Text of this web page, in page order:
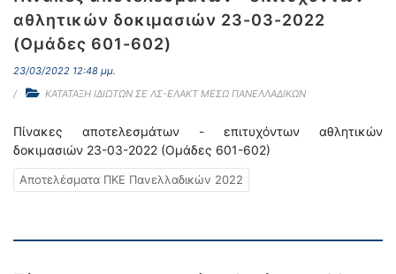
αθλητικών δοκιμασιών 23-03-2022
(Ομάδες 601-602)
23/03/2022 12:48 μμ.
ΚΑΤΑΤΑΞΗ ΙΔΙΩΤΩΝ ΣΕ ΛΣ-ΕΛΑΚΤ ΜΕΣΩ ΠΑΝΕΛΛΑΔΙΚΩΝ
Πίνακες αποτελεσμάτων - επιτυχόντων αθλητικών
δοκιμασιών 23-03-2022 (Ομάδες 601-602)
Αποτελέσματα ΠΚΕ Πανελλαδικών 2022